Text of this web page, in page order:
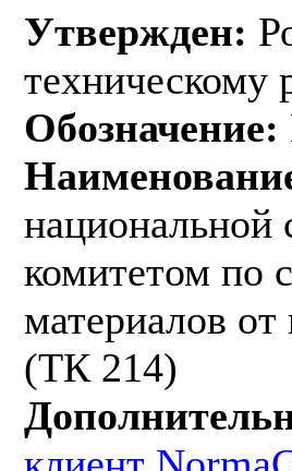
Утвержден:
техническому
Обозначение:
национальной
комитетом по
материалов
(ТК 214)